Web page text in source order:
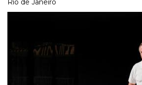
Río de Janeiro